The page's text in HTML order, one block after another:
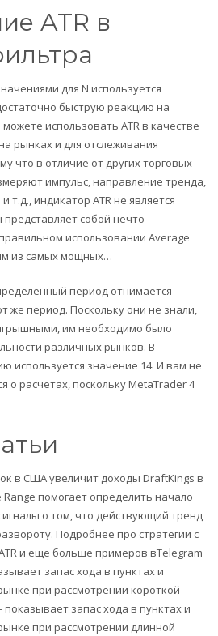
ATR в
для N используется
быструю реакцию на
использовать ATR в качестве
рынках и для отслеживания
что в отличие от других торговых
импульс, направление тренда,
т.д., индикатор ATR не является
собой нечто
использовании Average
из самых мощных…
период отнимается
же период. Поскольку они не знали,
им необходимо было
различных рынков. В
используется значение 14. И вам не
о расчетах, поскольку MetaTrader 4
в США увеличит доходы DraftKings в
Range помогает определить начало
о том, что действующий тренд
Подробнее про стратегии с
и еще больше примеров вTelegram
запас хода в пунктах и
при рассмотрении короткой
показывает запас хода в пунктах и
при рассмотрении длинной